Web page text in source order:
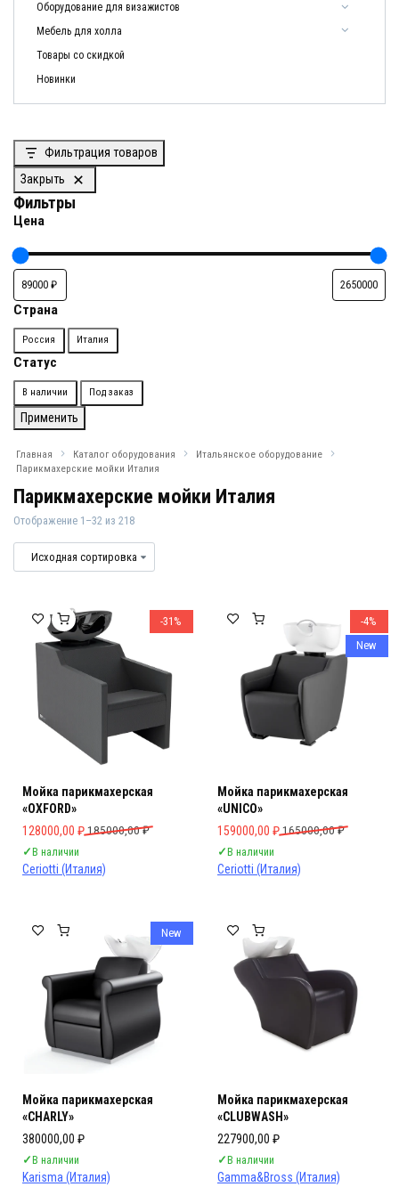
Главная Каталог оборудования
Итальянское оборудование
Парикмахерские мойки Италия
Парикмахерские мойки Италия
Отображение 1–32 из 218
-31%
Мойка парикмахерская
«OXFORD»
185000,00₽
Первоначальная цена составляла 185000,00 ₽.
128000,00 ₽
Текущая цена: 128000,00 ₽.
✓В наличии
Ceriotti (Италия)
-4%
New
Мойка парикмахерская
«UNICO»
165000,00₽
Первоначальная цена
159000,00 ₽
Текущая цена: 159000,00 ₽.
✓В наличии
Ceriotti (Италия)
New
Мойка парикмахерская
«CHARLY»
380000,00 ₽
✓В наличии
Karisma (Италия)
Мойка парикмахерская
«CLUBWASH»
227900,00 ₽
✓В наличии
Gamma&Bross (Италия)
Оборудование для визажистов
Мебель для холла
Товары со скидкой
Новинки
Фильтрация товаров
Закрыть
Фильтры
Цена
Страна
Страна
Россия Италия
Статус
Доступность
В наличии Под заказ
Применить